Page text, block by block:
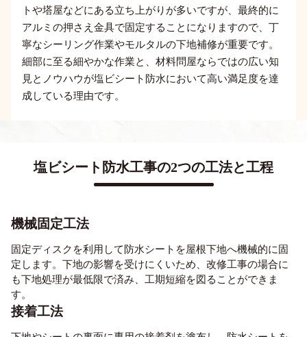
トや塔屋などにある立ち上がりが多いですが、最終的に
アルミの押さえ金具で固定することになりますので、丁
寧なシーリング作業やモルタルの下地補修が重要です。
細部に至る細やかな作業と、材料問屋ならではの広い知
見とノウハウが塩ビシート防水において高い満足度を達
成している理由です。
塩ビシート防水工事の2つの工法と工程
機械固定工法
固定ディスクを利用して防水シートを屋根下地へ機械的に固
定します。下地の影響を受けにくいため、改修工事の場合に
も下地処理が最低限で済み、工期短縮を図ることができま
す。
接着工法